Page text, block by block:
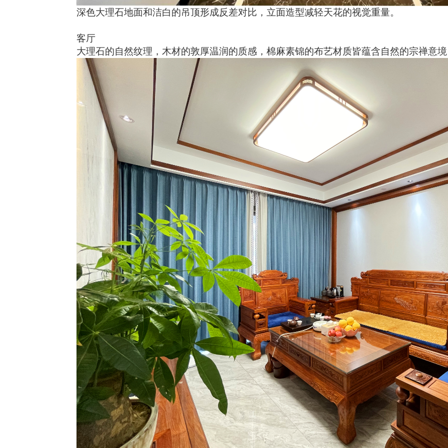
深色大理石地面和洁白的吊顶形成反差对比， 立面造型减轻天花的视觉重量。
客厅
大理石的自然纹理，木材的敦厚温润的质感，棉麻素锦的布艺材质皆蕴含自然的宗禅意